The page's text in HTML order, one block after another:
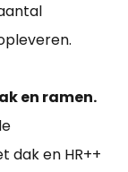
en ramen.
dak en HR++